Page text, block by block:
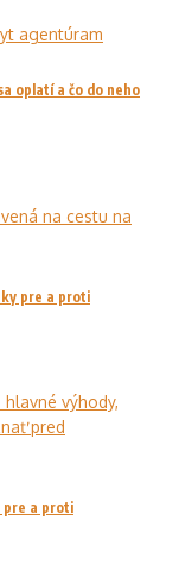
oplatí a čo do neho
pre a proti
pre a proti